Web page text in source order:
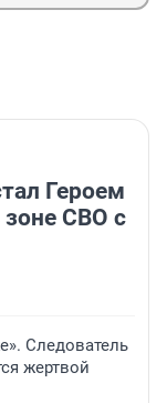
Героем
СВО с
Следователь
жертвой